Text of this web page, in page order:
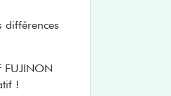
différences
FUJINON
!